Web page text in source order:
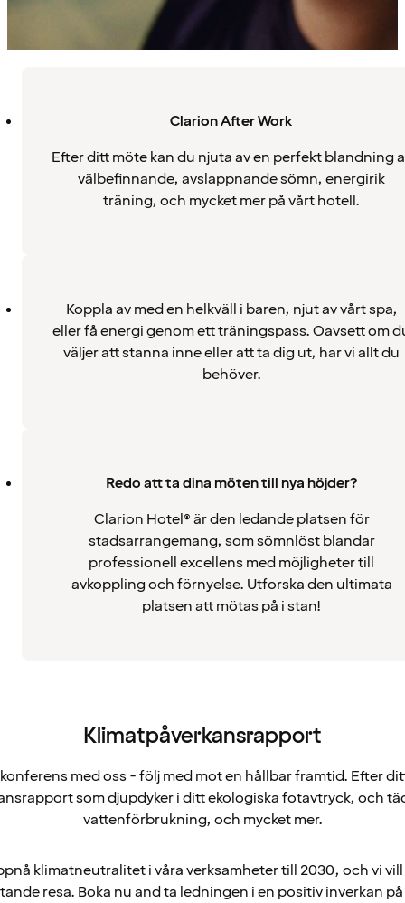
Clarion After Work
Efter ditt möte kan du njuta av en perfekt blandning
välbefinnande, avslappnande sömn, energirik
träning, och mycket mer på vårt hotell.
Koppla av med en helkväll i baren, njut av vårt spa,
eller få energi genom ett träningspass. Oavsett om
väljer att stanna inne eller att ta dig ut, har vi allt du
behöver.
Redo att ta dina möten till nya höjder?
Clarion Hotel® är den ledande platsen för
stadsarrangemang, som sömnlöst blandar
professionell excellens med möjligheter till
avkoppling och förnyelse. Utforska den ultimata
platsen att mötas på i stan!
Klimatpåverkansrapport
med oss - följ med mot en hållbar framtid. Efter
som djupdyker i ditt ekologiska fotavtryck, och
vattenförbrukning, och mycket mer.
klimatneutralitet i våra verksamheter till 2030, och vi vill
resa. Boka nu and ta ledningen i en positiv inverkan